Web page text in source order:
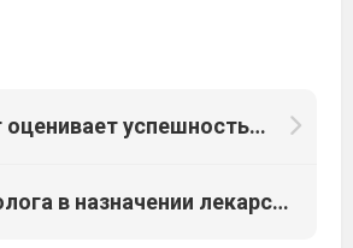
Как онколог оценивает успешность лечения и прогнозы?
Роль онколога в назначении лекарств и управлении побочными эффектами